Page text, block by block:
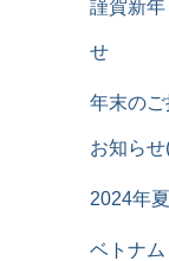
謹賀新
せ
年末の
お知ら
2024年
ベトナ